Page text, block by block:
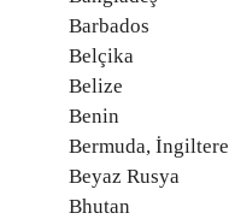
Barbados
Belçika
Belize
Benin
Bermuda, İngiltere
Beyaz Rusya
Bhutan